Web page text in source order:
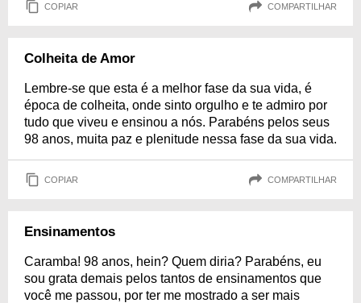
COPIAR COMPARTILHAR
Colheita de Amor
Lembre-se que esta é a melhor fase da sua vida, é
época de colheita, onde sinto orgulho e te admiro por
tudo que viveu e ensinou a nós. Parabéns pelos seus
98 anos, muita paz e plenitude nessa fase da sua vida.
COPIAR COMPARTILHAR
Ensinamentos
Caramba! 98 anos, hein? Quem diria? Parabéns, eu
sou grata demais pelos tantos de ensinamentos que
você me passou, por ter me mostrado a ser mais